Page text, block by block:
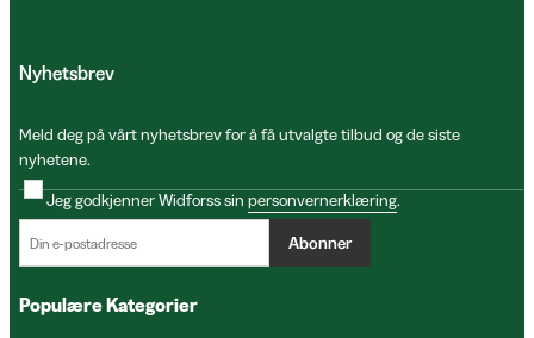
Nyhetsbrev
Meld deg på vårt nyhetsbrev for å få utvalgte tilbud og de siste
nyhetene.
Jeg godkjenner Widforss sin personvernerklæring.
Abonner
Populære Kategorier